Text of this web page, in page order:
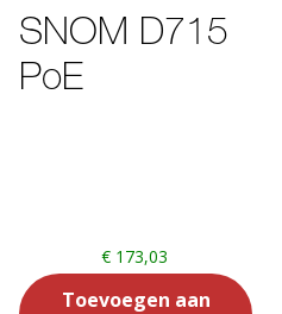
SNOM D715
PoE
€ 173,03
Toevoegen aan